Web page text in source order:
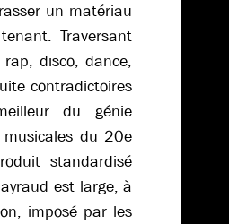
un matériau
Traversant
disco, dance,
contradictoires
du génie
du 20e
standardisé
est large, à
imposé par les